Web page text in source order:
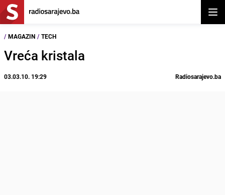
/ MAGAZIN / TECH
Vreća kristala
03.03.10. 19:29 Radiosarajevo.ba